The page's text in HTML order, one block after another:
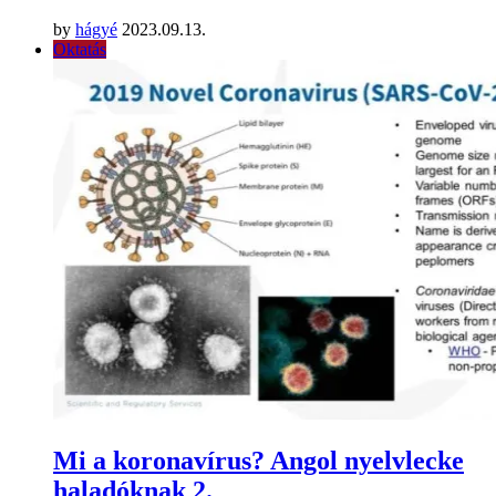
by hágyé 2023.09.13.
Oktatás
Mi a koronavírus? Angol nyelvlecke
haladóknak 2.